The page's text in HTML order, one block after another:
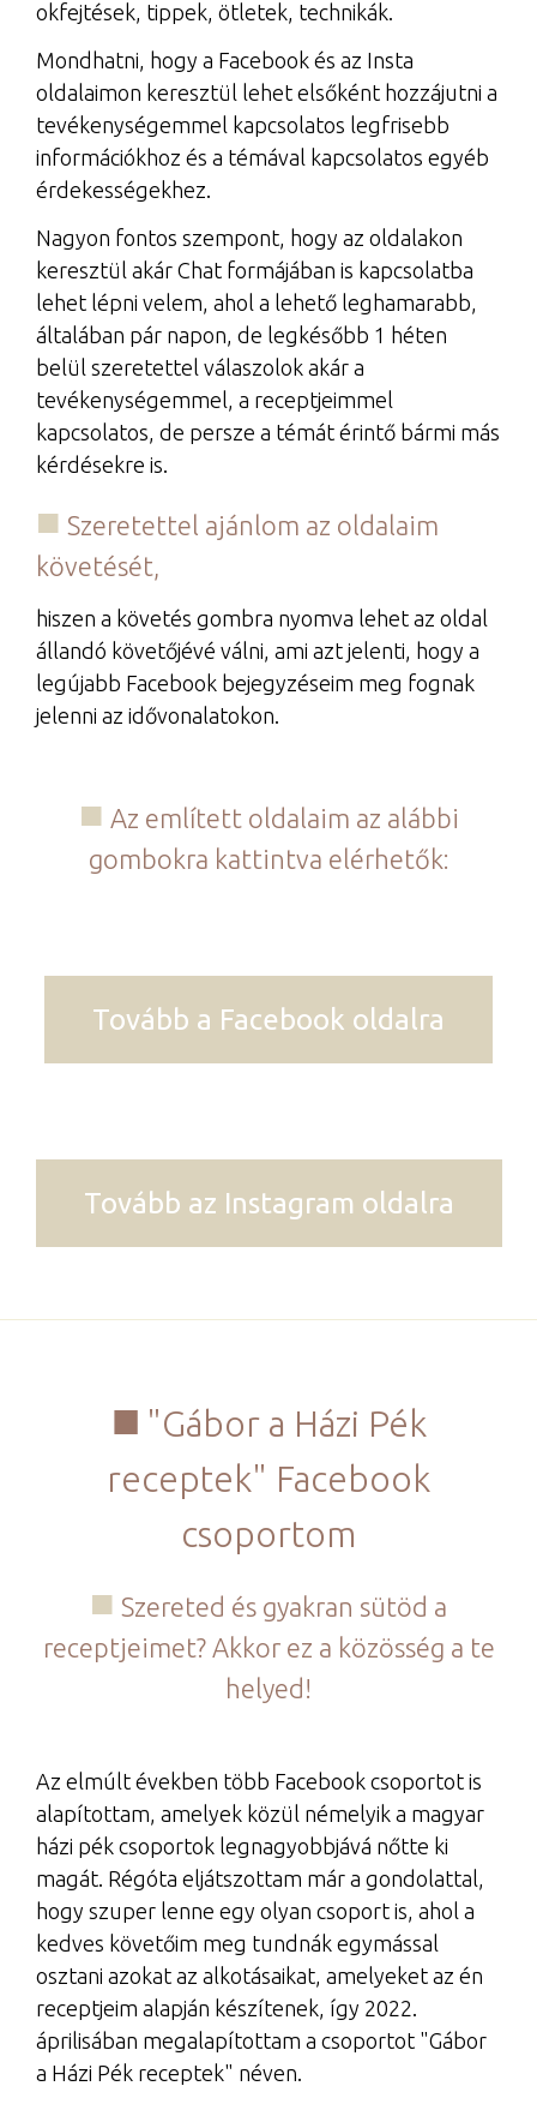
okfejtések, tippek, ötletek, technikák.
Mondhatni, hogy a Facebook és az Insta
oldalaimon keresztül lehet elsőként hozzájutni a
tevékenységemmel kapcsolatos legfrisebb
információkhoz és a témával kapcsolatos egyéb
érdekességekhez.
Nagyon fontos szempont, hogy az oldalakon
keresztül akár Chat formájában is kapcsolatba
lehet lépni velem, ahol a lehető leghamarabb,
általában pár napon, de legkésőbb 1 héten
belül szeretettel válaszolok akár a
tevékenységemmel, a receptjeimmel
kapcsolatos, de persze a témát érintő bármi más
kérdésekre is.
Szeretettel ajánlom az oldalaim
követését,
hiszen a követés gombra nyomva lehet az oldal
állandó követőjévé válni, ami azt jelenti, hogy a
legújabb Facebook bejegyzéseim meg fognak
jelenni az idővonalatokon.
Az említett oldalaim az alábbi
gombokra kattintva elérhetők:
Tovább a Facebook oldalra
Tovább az Instagram oldalra
"Gábor a Házi Pék
receptek" Facebook
csoportom
Szereted és gyakran sütöd a
receptjeimet? Akkor ez a közösség a te
helyed!
Az elmúlt években több Facebook csoportot is
alapítottam, amelyek közül némelyik a magyar
házi pék csoportok legnagyobbjává nőtte ki
magát. Régóta eljátszottam már a gondolattal,
hogy szuper lenne egy olyan csoport is, ahol a
kedves követőim meg tundnák egymással
osztani azokat az alkotásaikat, amelyeket az én
receptjeim alapján készítenek, így 2022.
áprilisában megalapítottam a csoportot "Gábor
a Házi Pék receptek" néven.